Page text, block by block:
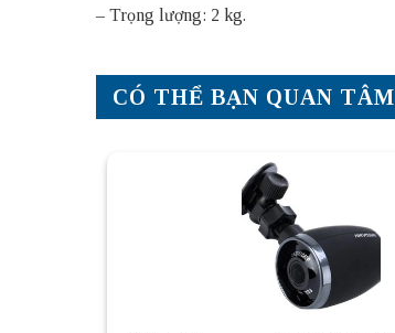
– Trọng lượng: 2 kg.
CÓ THỂ BẠN QUAN TÂM